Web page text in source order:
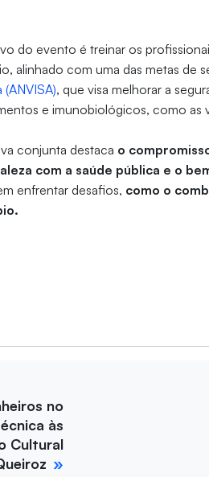
do evento é treinar os
alinhado com uma das metas de
(ANVISA), que visa melhorar a
e imunobiológicos, como as
conjunta destaca o
com a saúde pública e o
enfrentar desafios, como o
no
às
Cultural